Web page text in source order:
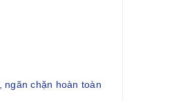
chặn hoàn toàn